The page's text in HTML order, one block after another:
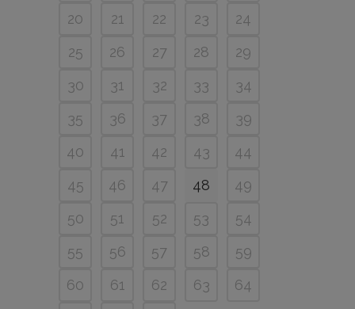
20
21 22 23
24
25
26 27 28
29
30
31 32 33
34
35
36 37 38
39
40
41 42 43
44
45
46 47 48
49
50
51 52 53
54
55
56 57 58
59
60
61 62 63
64